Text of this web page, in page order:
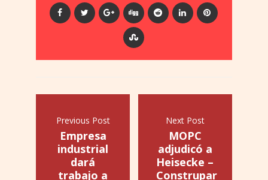
Previous Post
Empresa
industrial
dará
trabajo a
Next Post
MOPC
adjudicó a
Heisecke –
Construpar